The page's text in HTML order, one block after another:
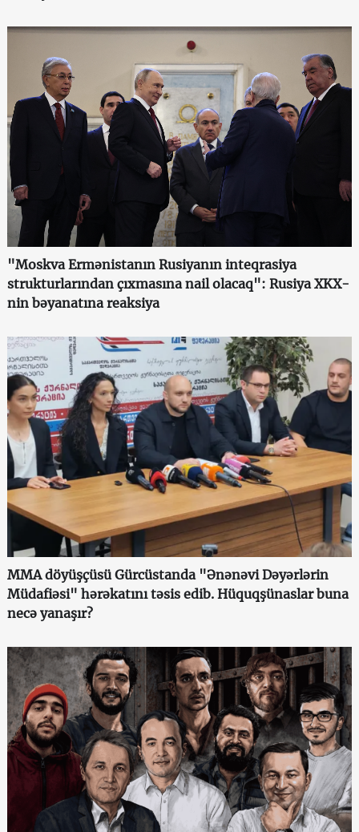
"Moskva Ermənistanın Rusiyanın inteqrasiya
strukturlarından çıxmasına nail olacaq": Rusiya XKX-
nin bəyanatına reaksiya
MMA döyüşçüsü Gürcüstanda "Ənənəvi Dəyərlərin
Müdafiəsi" hərəkatını təsis edib. Hüquqşünaslar buna
necə yanaşır?